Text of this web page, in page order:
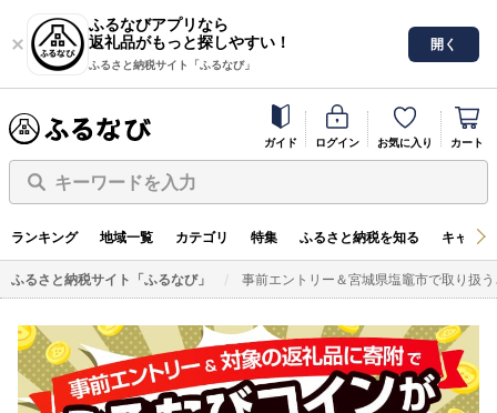
ふるなびアプリなら
返礼品がもっと探しやすい！
ふるさと納税サイト「ふるなび」
開く
ガイド ログイン お気に入り カート
キーワードを入力
ランキング 地域一覧 カテゴリ 特集 ふるさと納税を知る キャン
ふるさと納税サイト「ふるなび」 事前エントリー＆宮城県塩竈市で取り扱